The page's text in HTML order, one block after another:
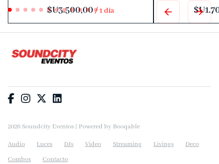
/
2026 Soundcity Eventos | Powered by Booqable
Audio Luces DJs Video Streaming Livings
Deco
Combos
Contacto